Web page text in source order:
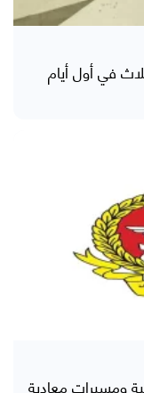
في أول أيام
ومسيرات معادية